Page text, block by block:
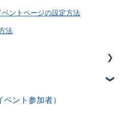
ベントページの設定方法
法
理
理
推奨環境
ント参加者）